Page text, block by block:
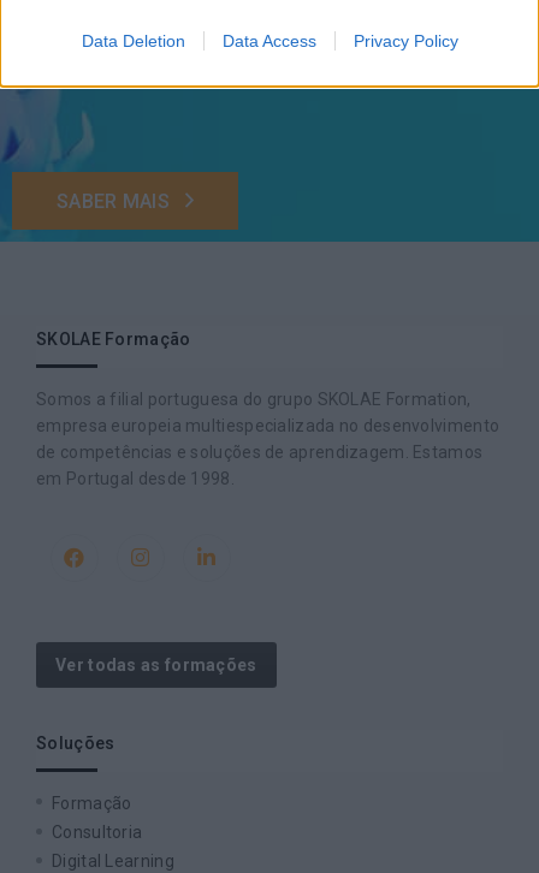
Data Deletion Data Access Privacy Policy
Provocamos e aceleramos processos de mudança com a
implementação e desenvolvimento de soluções
SABER MAIS
SKOLAE Formação
Somos a filial portuguesa do grupo SKOLAE Formation,
empresa europeia multiespecializada no desenvolvimento
de competências e soluções de aprendizagem. Estamos
em Portugal desde 1998.
Ver todas as formações
Soluções
Formação
Consultoria
Digital Learning